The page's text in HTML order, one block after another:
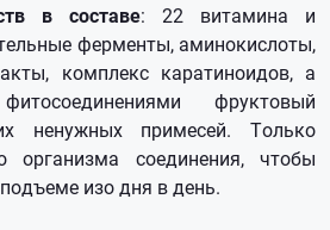
в составе: 22 витамина и
ферменты, аминокислоты,
комплекс каратиноидов, а
фруктовый
ненужных примесей. Только
организма соединения, чтобы
изо дня в день.